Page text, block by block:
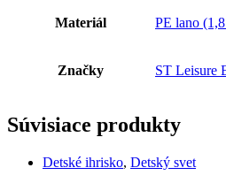
Materiál PE lano
Značky ST Leisure
Súvisiace produkty
Detské ihrisko, Detský svet